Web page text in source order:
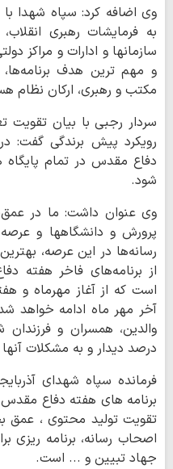
وی اضافه کرد: سپاه شهدا
به فرمایشات رهبری
سازمانها و ادارات و مراکز
و مهم ترین هدف
مکتب و رهبری، ارکان نظام
سردار رجبی با بیان تقویت
دفاع مقدس در تمام
شود.
وی عنوان داشت: ما در
پرورش و دانشگاهها و عرصه
رسانه‌ها در این عرصه،
از برنامه‌های فاخر هفته
است که از آغاز مهرماه و
آخر مهر ماه ادامه خواهد
درصد دیدار و به مشکلات
فرمانده سپاه شهدای
برنامه های هفته دفاع
تقویت تولید محتوی ، عمق
اصحاب رسانه، برنامه ریزی
جهاد تبیین و ... است.